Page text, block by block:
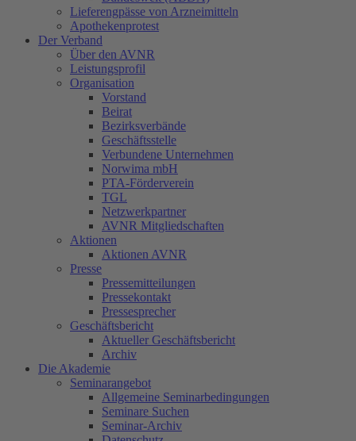
Lieferengpässe von Arzneimitteln
Apothekenprotest
Der Verband
Über den AVNR
Leistungsprofil
Organisation
Vorstand
Beirat
Bezirksverbände
Geschäftsstelle
Verbundene Unternehmen
Norwima mbH
PTA-Förderverein
TGL
Netzwerkpartner
AVNR Mitgliedschaften
Aktionen
Aktionen AVNR
Presse
Pressemitteilungen
Pressekontakt
Pressesprecher
Geschäftsbericht
Aktueller Geschäftsbericht
Archiv
Die Akademie
Seminarangebot
Allgemeine Seminarbedingungen
Seminare Suchen
Seminar-Archiv